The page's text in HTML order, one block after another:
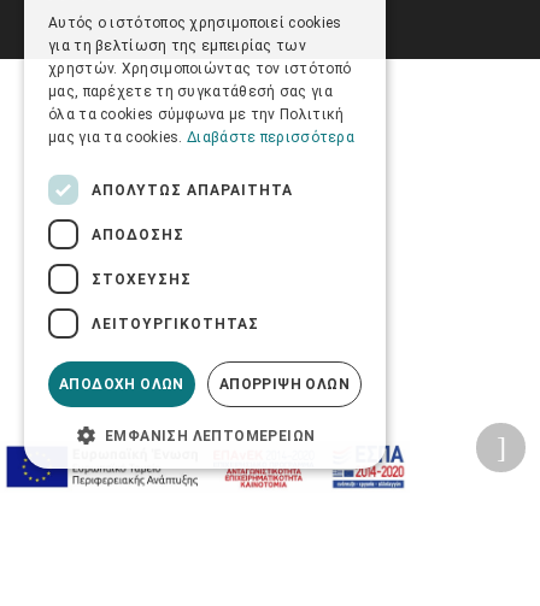
Αυτός ο ιστότοπος χρησιμοποιεί cookies
για τη βελτίωση της εμπειρίας των
χρηστών. Χρησιμοποιώντας τον ιστότοπό
μας, παρέχετε τη συγκατάθεσή σας για
όλα τα cookies σύμφωνα με την Πολιτική
μας για τα cookies. Διαβάστε περισσότερα
ΑΠΟΛΎΤΩΣ ΑΠΑΡΑΊΤΗΤΑ
ΑΠΌΔΟΣΗΣ
ΣΤΌΧΕΥΣΗΣ
ΛΕΙΤΟΥΡΓΙΚΌΤΗΤΑΣ
ΑΠΟΔΟΧΉ ΌΛΩΝ ΑΠΌΡΡΙΨΗ ΌΛΩΝ
ΕΜΦΆΝΙΣΗ ΛΕΠΤΟΜΕΡΕΙΏΝ